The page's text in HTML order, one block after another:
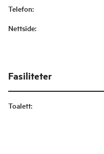
Telefon:
Nettside:
Fasiliteter
Toalett: